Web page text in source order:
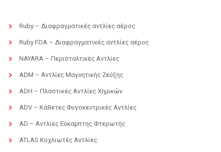
Ruby – Διαφραγματικές αντλίες αέρος
Ruby FDA – Διαφραγματικές αντλίες αέρος
NAYARA – Περισταλτικές Αντλίες
ADM – Αντλίες Μαγνητικής Ζεύξης
ADH – Πλαστικές Αντλίες Χημικών
ADV – Κάθετες Φυγοκεντρικές Αντλίες
AD – Αντλίες Εύκαμπτης Φτερωτής
ATLAS Κοχλιωτές Αντλίες